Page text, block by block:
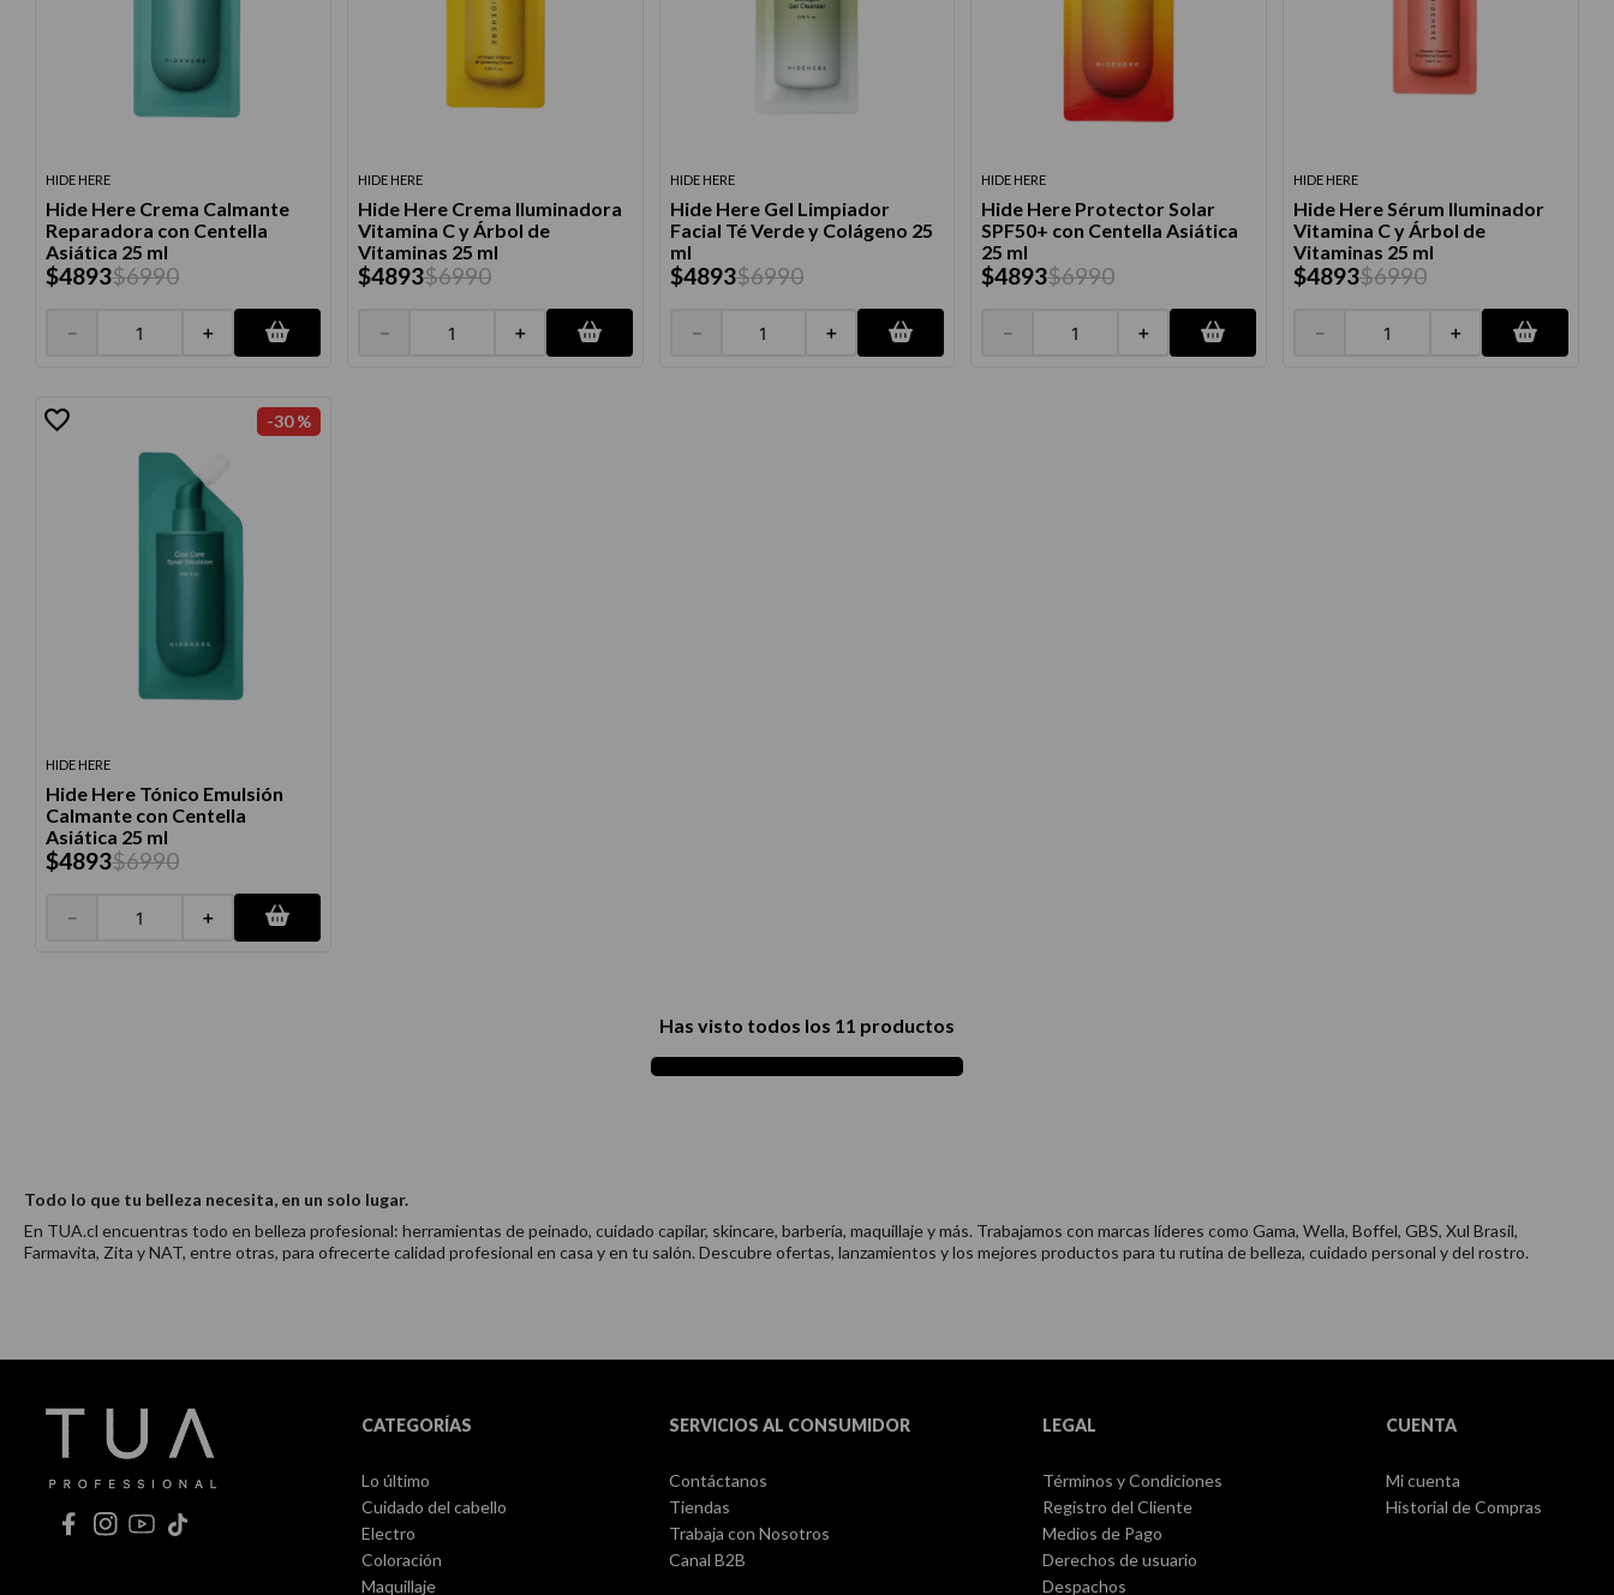
HIDE HERE
Hide Here Crema Calmante
Reparadora con Centella
Asiática 25 ml
$4893$6990
＋
－
HIDE HERE
Hide Here Crema Iluminadora
Vitamina C y Árbol de
Vitaminas 25 ml
$4893$6990
＋
－
HIDE HERE
Hide Here Gel Limpiador
Facial Té Verde y Colágeno 25
ml
$4893$6990
＋
－
HIDE HERE
Hide Here Protector Solar
SPF50+ con Centella Asiática
25 ml
$4893$6990
＋
－
HIDE HERE
Hide Here Sérum Iluminador
Vitamina C y Árbol de
Vitaminas 25 ml
$4893$6990
＋
－
-30 %
HIDE HERE
Hide Here Tónico Emulsión
Calmante con Centella
Asiática 25 ml
$4893$6990
＋
－
Has visto todos los 11 productos
Todo lo que tu belleza necesita, en un solo lugar.
En TUA.cl encuentras todo en belleza profesional: herramientas de peinado, cuidado capilar, skincare, barbería, maquillaje y más. Trabajamos con marcas líderes como Gama, Wella, Boffel, GBS, Xul Brasil,
Farmavita, Zita y NAT, entre otras, para ofrecerte calidad profesional en casa y en tu salón. Descubre ofertas, lanzamientos y los mejores productos para tu rutina de belleza, cuidado personal y del rostro.
CATEGORÍAS
Lo último
Cuidado del cabello
Electro
Coloración
Maquillaje
SERVICIOS AL CONSUMIDOR
Contáctanos
Tiendas
Trabaja con Nosotros
Canal B2B
LEGAL
Términos y Condiciones
Registro del Cliente
Medios de Pago
Derechos de usuario
Despachos
CUENTA
Mi cuenta
Historial de Compras